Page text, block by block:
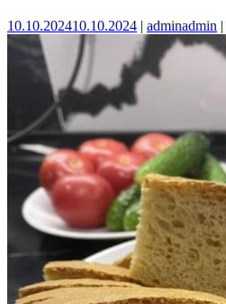
10.10.202410.10.2024 | adminadmin |